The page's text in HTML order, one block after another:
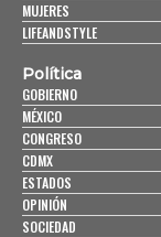
MUJERES
LIFEANDSTYLE
Política
GOBIERNO
MÉXICO
CONGRESO
CDMX
ESTADOS
OPINIÓN
SOCIEDAD